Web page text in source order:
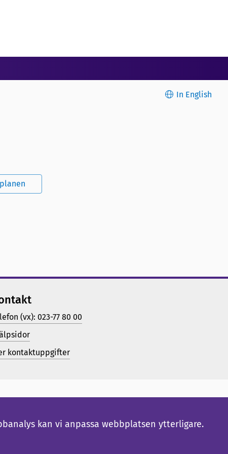
In English
(vx): 023-77 80 00
kontaktuppgifter
kan vi anpassa webbplatsen ytterligare.